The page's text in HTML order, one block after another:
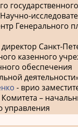
Генерального
Санкт-
казенного
обеспечения
- врио
–
управления